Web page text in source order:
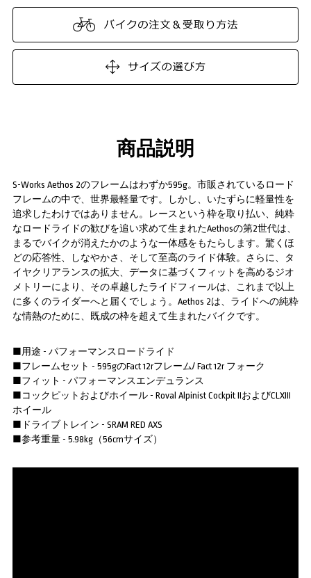
商品説明
S-Works Aethos 2のフレームはわずか595g。市販されているロード
フレームの中で、世界最軽量です。しかし、いたずらに軽量性を
追求したわけではありません。レースという枠を取り払い、純粋
なロードライドの歓びを追い求めて生まれたAethosの第2世代は、
まるでバイクが消えたかのような一体感をもたらします。驚くほ
どの応答性、しなやかさ、そして至高のライド体験。さらに、タ
イヤクリアランスの拡大、データに基づくフィットを高めるジオ
メトリーにより、その卓越したライドフィールは、これまで以上
に多くのライダーへと届くでしょう。Aethos 2は、ライドへの純粋
な情熱のために、既成の枠を超えて生まれたバイクです。
■用途 - パフォーマンスロードライド
■フレームセット - 595gのFact 12rフレーム/ Fact 12r フォーク
■フィット - パフォーマンスエンデュランス
■コックピットおよびホイール - Roval Alpinist Cockpit IIおよびCLXIII
ホイール
■ドライブトレイン - SRAM RED AXS
■参考重量 - 5.98kg（56cmサイズ）